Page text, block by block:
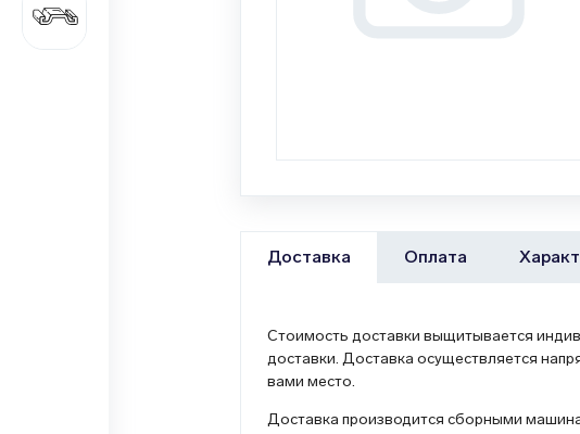
Доставка Оплата
Стоимость доставки выщитывается
доставки. Доставка осуществляется
вами место.
Доставка производится сборными